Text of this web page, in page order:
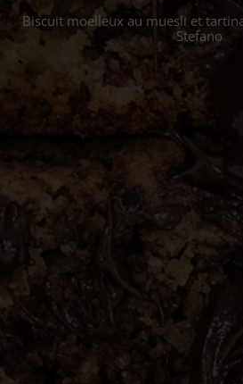
Biscuit moelleux au muesli et
Stefano